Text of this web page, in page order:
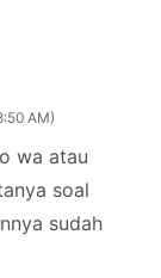
AM
wa atau
soal
sudah